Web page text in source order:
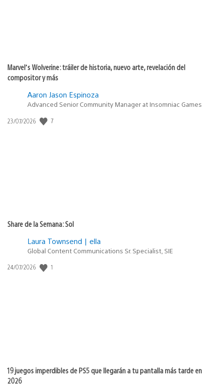
Marvel’s Wolverine: tráiler de historia, nuevo arte, revelación del
compositor y más
Aaron Jason Espinoza
Advanced Senior Community Manager at Insomniac Games
Fecha
23/07/2026 7
Share de la Semana: Sol
Laura Townsend | ella
Global Content Communications Sr. Specialist, SIE
Fecha
24/07/2026 1
19 juegos imperdibles de PS5 que llegarán a tu pantalla más tarde en
2026